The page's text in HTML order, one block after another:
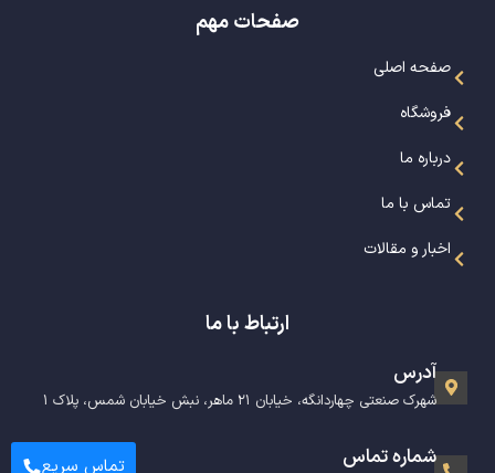
صفحات مهم
صفحه اصلی
فروشگاه
درباره ما
تماس با ما
اخبار و مقالات
ارتباط با ما
آدرس
شهرک صنعتی چهاردانگه، خیابان ۲۱ ماهر، نبش خیابان شمس، پلاک ۱
شماره تماس تماس سریع